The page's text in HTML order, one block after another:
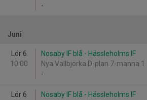
-
Juni
Lör 6
10:00
Nosaby IF blå - Hässleholms IF
Nya Vallbjörka D-plan 7-manna 1
-
Lör 6
Nosaby IF blå - Hässleholms IF